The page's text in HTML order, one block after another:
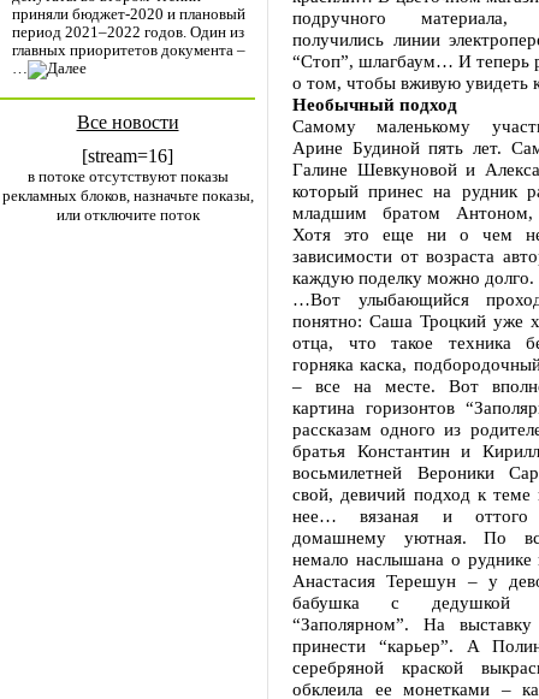
приняли бюджет-2020 и плановый
период 2021–2022 годов. Один из
главных приоритетов документа –
…
Все новости
[stream=16]
в потоке отсутствуют показы
рекламных блоков, назначьте показы,
или отключите поток
подручного
получились линии
“Стоп”, шлагбаум… И теперь
о том, чтобы вживую
Необычный подход
Самому маленькому
Арине Будиной пять лет.
Галине Шевкуновой и
который принес на рудник
младшим братом Антоном,
Хотя это еще ни о чем
зависимости от возраста
каждую поделку можно долго.
…Вот улыбающийся
понятно: Саша Троцкий уже
отца, что такое техника
горняка каска,
– все на месте. Вот
картина горизонтов
рассказам одного из
братья Константин и
восьмилетней Вероники
свой, девичий подход к
нее… вязаная и оттого
домашнему уютная. По
немало наслышана о руднике
Анастасия Терешун – у
бабушка с дедушкой
“Заполярном”. На
принести “карьер”. А
серебряной краской
обклеила ее монетками –